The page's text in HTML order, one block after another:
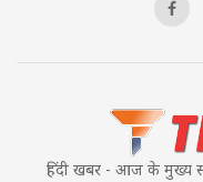
हिंदी खबर - आज के मुख्य